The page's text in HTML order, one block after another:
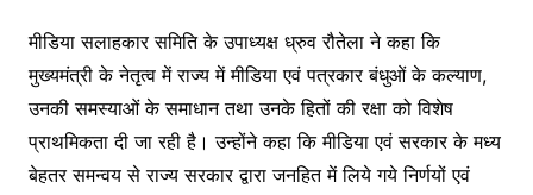
मीडिया सलाहकार समिति के उपाध्यक्ष ध्रुव रौतेला ने कहा कि
मुख्यमंत्री के नेतृत्व में राज्य में मीडिया एवं पत्रकार बंधुओं के कल्याण,
उनकी समस्याओं के समाधान तथा उनके हितों की रक्षा को विशेष
प्राथमिकता दी जा रही है। उन्होंने कहा कि मीडिया एवं सरकार के मध्य
बेहतर समन्वय से राज्य सरकार द्वारा जनहित में लिये गये निर्णयों एवं